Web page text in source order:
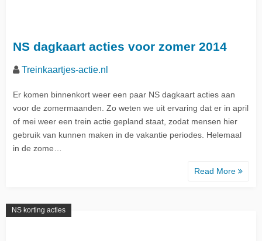
NS dagkaart acties voor zomer 2014
Treinkaartjes-actie.nl
Er komen binnenkort weer een paar NS dagkaart acties aan
voor de zomermaanden. Zo weten we uit ervaring dat er in april
of mei weer een trein actie gepland staat, zodat mensen hier
gebruik van kunnen maken in de vakantie periodes. Helemaal
in de zome…
Read More
NS korting acties